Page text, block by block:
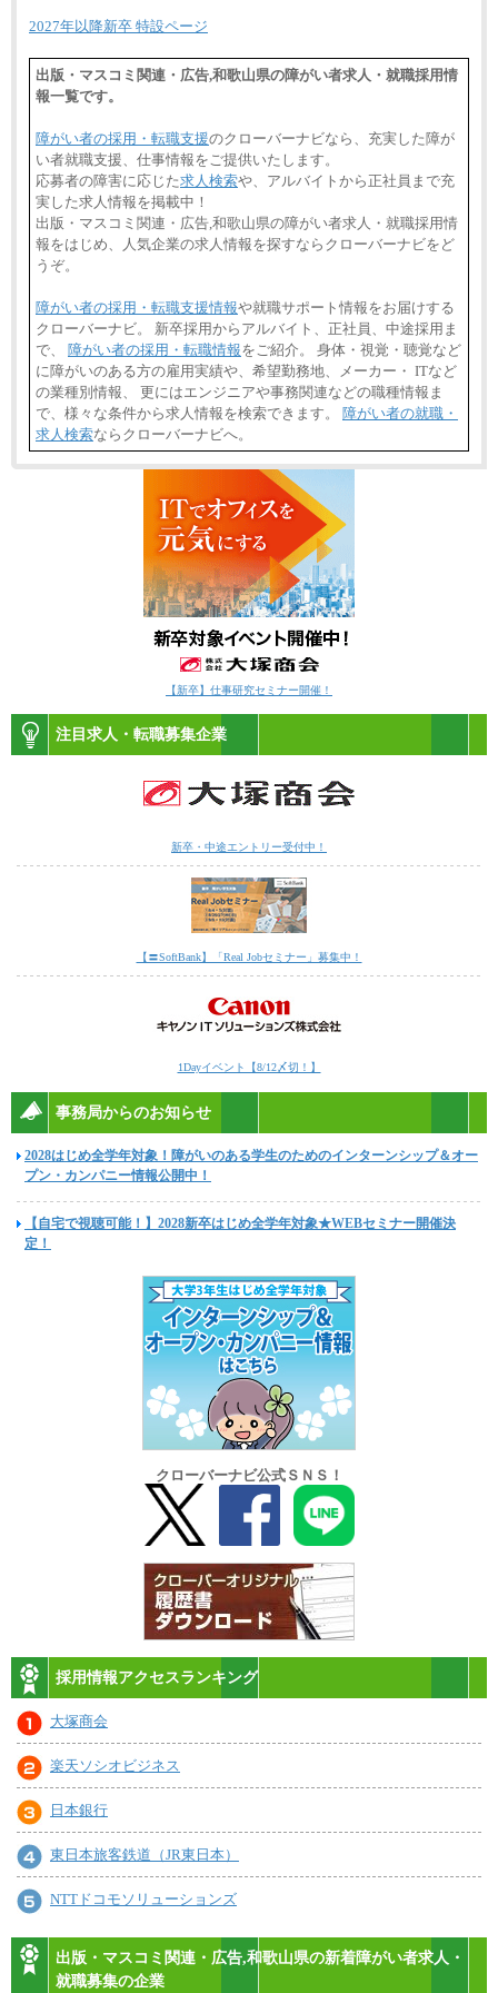
⑦月給271,000円以上
⑯月給185,000円以上
⑰月給237,000円以上
以上
⑳月給205,000円以上
㉑月給185,000 円以上
㉒月給185,000 円以上
㉓月給224,500円以上
※全コース共通※ 能力・経験・勤務地などにより
異なります
※試用期間中も給与に変更はございません。
2027年以降新卒 特設ページ
出版・マスコミ関連・広告,和歌山県の障がい者求人・就職採用情
報一覧です。
障がい者の採用・転職支援のクローバーナビなら、充実した障が
い者就職支援、仕事情報をご提供いたします。
応募者の障害に応じた求人検索や、アルバイトから正社員まで充
実した求人情報を掲載中！
出版・マスコミ関連・広告,和歌山県の障がい者求人・就職採用情
報をはじめ、人気企業の求人情報を探すならクローバーナビをど
うぞ。
障がい者の採用・転職支援情報や就職サポート情報をお届けする
クローバーナビ。 新卒採用からアルバイト、正社員、中途採用ま
で、 障がい者の採用・転職情報をご紹介。 身体・視覚・聴覚など
に障がいのある方の雇用実績や、希望勤務地、メーカー・ ITなど
の業種別情報、 更にはエンジニアや事務関連などの職種情報ま
で、様々な条件から求人情報を検索できます。 障がい者の就職・
求人検索ならクローバーナビへ。
【新卒】仕事研究セミナー開催！
注目求人・転職募集企業
新卒・中途エントリー受付中！
【〓SoftBank】「Real Jobセミナー」募集中！
1Dayイベント【8/12〆切！】
事務局からのお知らせ
2028はじめ全学年対象！障がいのある学生のためのインターンシップ＆オー
プン・カンパニー情報公開中！
【自宅で視聴可能！】2028新卒はじめ全学年対象★WEBセミナー開催決
定！
クローバーナビ公式ＳＮＳ！
採用情報アクセスランキング
大塚商会
楽天ソシオビジネス
日本銀行
東日本旅客鉄道（JR東日本）
NTTドコモソリューションズ
出版・マスコミ関連・広告,和歌山県の新着障がい者求人・
就職募集の企業